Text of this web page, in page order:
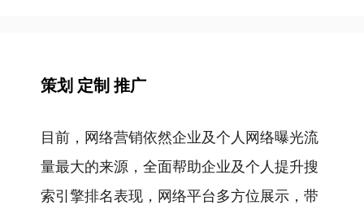
策划 定制 推广
目前，网络营销依然企业及个人网络曝光流
量最大的来源，全面帮助企业及个人提升搜
索引擎排名表现，网络平台多方位展示，带